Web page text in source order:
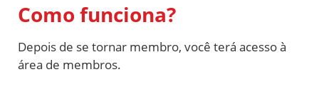
Como funciona?
Depois de se tornar membro, você terá acesso à
área de membros.